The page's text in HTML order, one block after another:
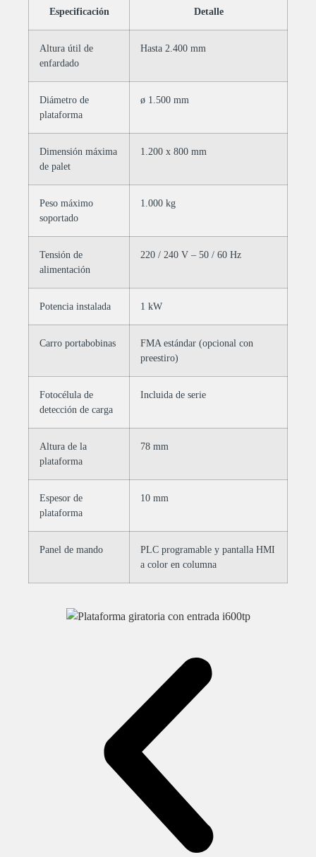
Especificación Detalle
Altura útil de
enfardado
Hasta 2.400 mm
Diámetro de
plataforma
ø 1.500 mm
Dimensión máxima
de palet
1.200 x 800 mm
Peso máximo
soportado
1.000 kg
Tensión de
alimentación
220 / 240 V – 50 / 60 Hz
Potencia instalada 1 kW
Carro portabobinas
FMA estándar (opcional con
preestiro)
Fotocélula de
detección de carga
Incluida de serie
Altura de la
plataforma
78 mm
Espesor de
plataforma
10 mm
Panel de mando
PLC programable y pantalla HMI
a color en columna